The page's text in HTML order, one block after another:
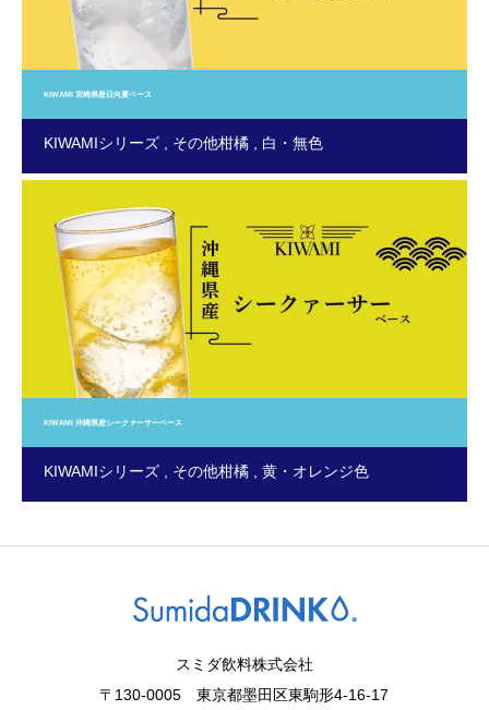
KIWAMI 宮崎県産日向夏ベース
KIWAMIシリーズ その他柑橘 白・無色
KIWAMI 沖縄県産シークァーサーベース
KIWAMIシリーズ その他柑橘 黄・オレンジ色
スミダ飲料株式会社
〒130-0005 東京都墨田区東駒形4-16-17